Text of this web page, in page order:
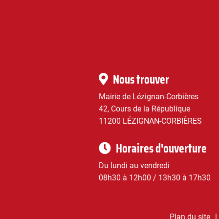
Nous trouver
Mairie de Lézignan-Corbières
42, Cours de la République
11200 LÉZIGNAN-CORBIÈRES
Horaires d'ouverture
Du lundi au vendredi
08h30 à 12h00 / 13h30 à 17h30
Plan du site